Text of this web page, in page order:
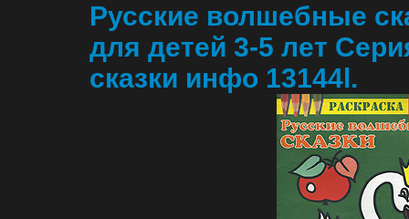
Русские волшебные
для детей 3-5 лет
сказки инфо 13144l.